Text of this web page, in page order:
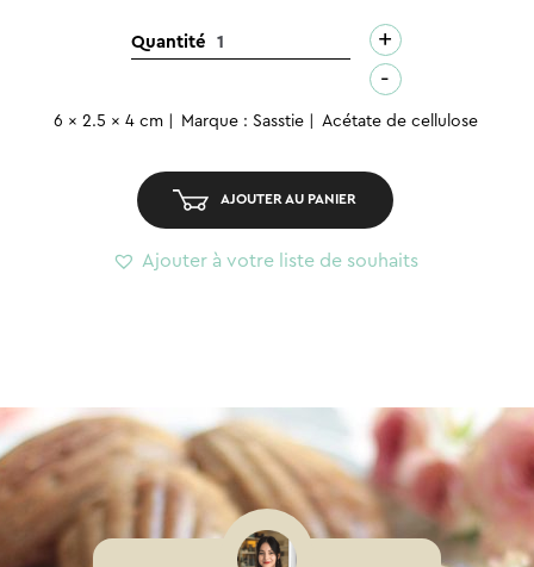
Quantitéquantité
à
Wave
+
-
6 x 2.5 x 4 cm Marque : Sasstie Acétate de cellulose
AJOUTER AU PANIER
Ajouter à votre liste de souhaits